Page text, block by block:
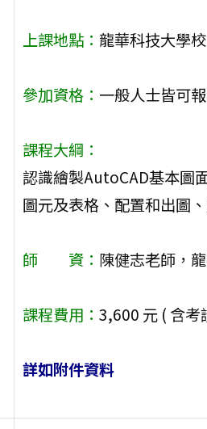
上課地點： 龍華科技大學
參加資格： 一般人士皆可
課程大綱：
認識繪製AutoCAD基本圖
圖元及表格、配置和出圖
師 資： 陳健志老師，
課程費用： 3,600 元 ( 含考
詳如附件資料